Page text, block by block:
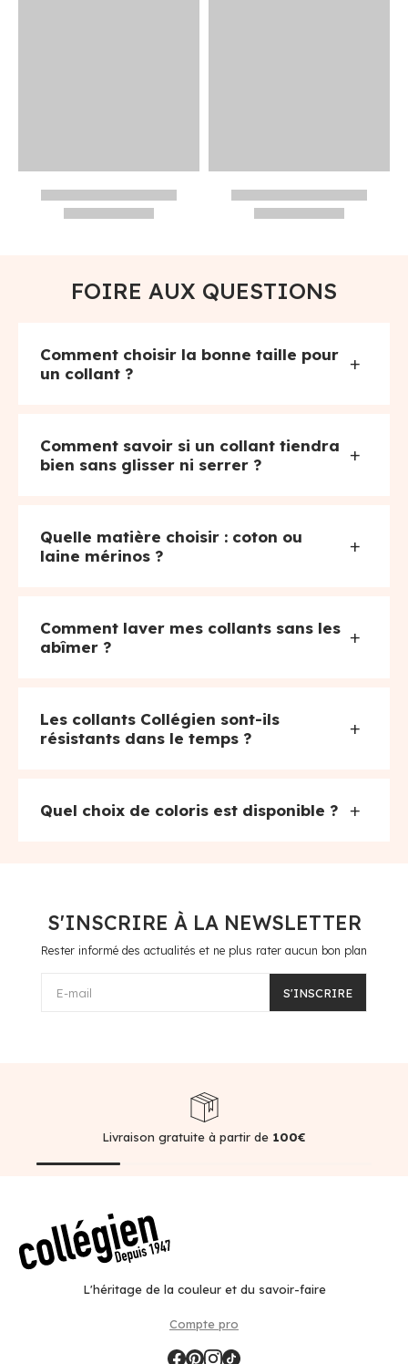
FOIRE AUX QUESTIONS
Comment choisir la bonne taille pour
un collant ?
+
Comment savoir si un collant tiendra
bien sans glisser ni serrer ?
+
Quelle matière choisir : coton ou
laine mérinos ?
+
Comment laver mes collants sans les
abîmer ?
+
Les collants Collégien sont-ils
résistants dans le temps ?
+
Quel choix de coloris est disponible ? +
S'INSCRIRE À LA NEWSLETTER
Rester informé des actualités et ne plus rater aucun bon plan
E-mail S'INSCRIRE
Livraison gratuite à partir de 100€
L'héritage de la couleur et du savoir-faire
Compte pro